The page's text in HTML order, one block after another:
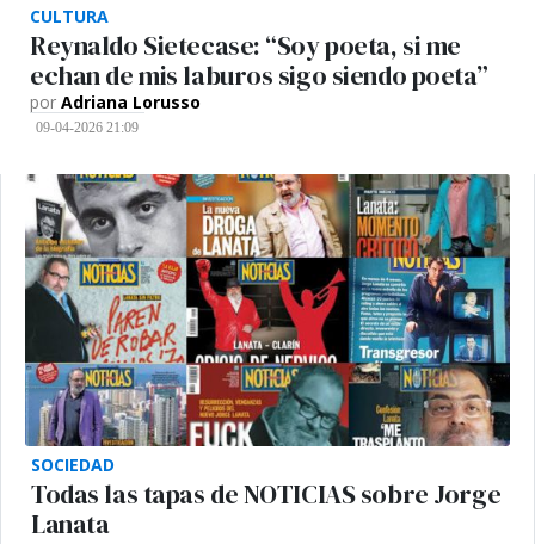
CULTURA
Reynaldo Sietecase: “Soy poeta, si me
echan de mis laburos sigo siendo poeta”
por Adriana Lorusso
09-04-2026 21:09
SOCIEDAD
Todas las tapas de NOTICIAS sobre Jorge
Lanata